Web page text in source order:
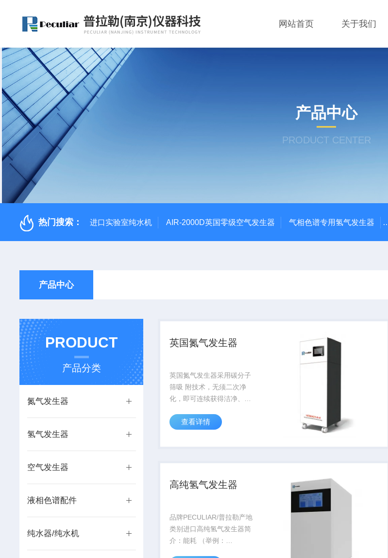
网站首页 关于我们
产品中心
PRODUCT CENTER
热门搜索： 进口实验室纯水机 AIR-2000D英国零级空气发生器 气相色谱专用氢气发生器
产品中心
PRODUCT
产品分类
氮气发生器
氢气发生器
空气发生器
液相色谱配件
纯水器/纯水机
英国氮气发生器
英国氮气发生器采用碳分子
筛吸 附技术，无须二次净
化，即可连续获得洁净、干
气，氮气纯度和流量稳定，
机 提高了空气供应的安全
查看详情
高纯氢气发生器
品牌PECULIAR/普拉勒产地
类别进口高纯氢气发生器简
介：能耗 （举例：